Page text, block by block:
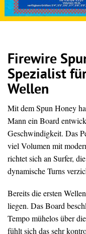
Firewire
Spezialist
Wellen
Mit dem Spun Honey
Mann ein Board
Geschwindigkeit. Das
viel Volumen mit
richtet sich an Surfer,
dynamische Turns
Bereits die ersten
liegen. Das Board
Tempo mühelos über
fühlt sich das sehr